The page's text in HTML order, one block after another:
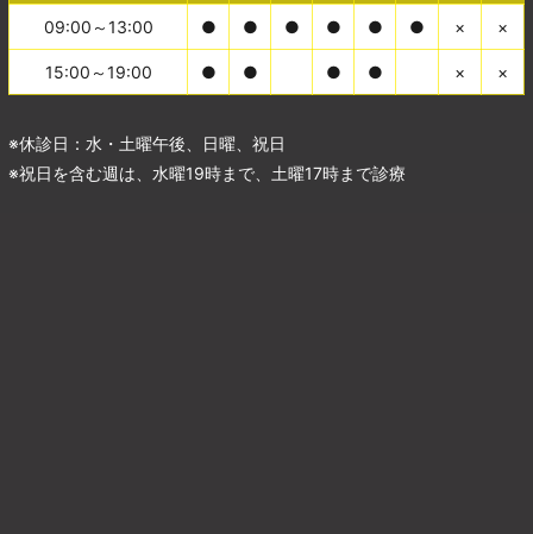
09:00～13:00 ● ● ● ● ● ● × ×
15:00～19:00 ● ● ● ● × ×
※休診日：水・土曜午後、日曜、祝日
※祝日を含む週は、水曜19時まで、土曜17時まで診療